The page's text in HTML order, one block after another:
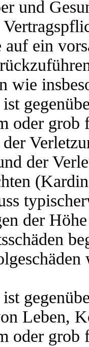
und
auf ein
wie
oder grob
der
der
der
Leben,
oder grob